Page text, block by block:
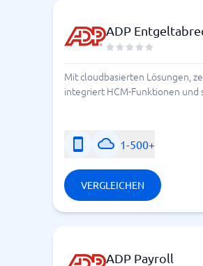
ADP
Mit cloudbasierten Lösungen,
integriert HCM-Funktionen
1-500+
VERGLEICHEN
ADP Payroll